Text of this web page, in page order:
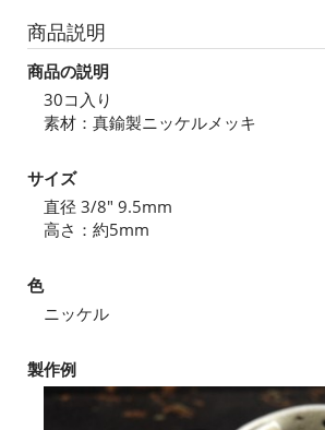
商品説明
商品の説明
30コ入り
素材：真鍮製ニッケルメッキ
サイズ
直径 3/8" 9.5mm
高さ：約5mm
色
ニッケル
製作例